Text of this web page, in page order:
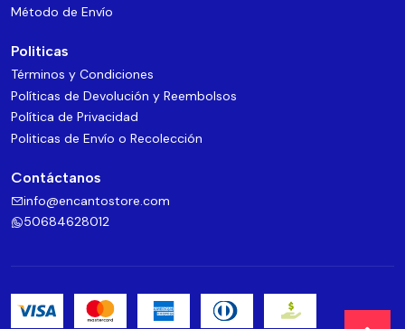
Método de Envío
Politicas
Términos y Condiciones
Políticas de Devolución y Reembolsos
Política de Privacidad
Politicas de Envío o Recolección
Contáctanos
info@encantostore.com
50684628012